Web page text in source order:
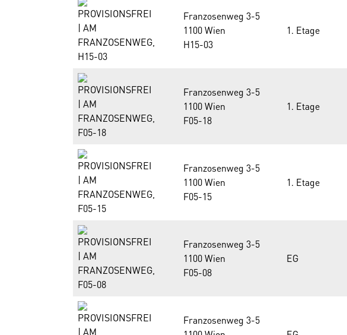
Franzosenweg 3-5
1100 Wien
H15-03
1. Etage
Franzosenweg 3-5
1100 Wien
F05-18
1. Etage
Franzosenweg 3-5
1100 Wien
F05-15
1. Etage
Franzosenweg 3-5
1100 Wien
F05-08
EG
Franzosenweg 3-5